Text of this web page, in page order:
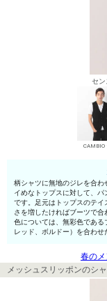
セン
CAMBIO
柄シャツに無地のジレを合
イめなトップスに対して、
です。足元はトップスのテイ
さを増したければブーツで合
色については、無彩色であ
レッド、ボルドー）を合わせ
春の
メッシュスリッポンのシ